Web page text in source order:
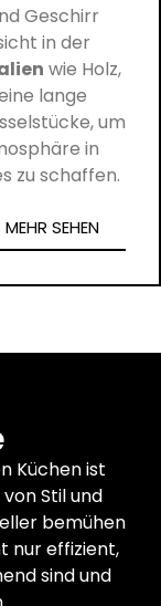
Geschirr
in der
wie Holz,
lange
um
in
zu schaffen.
MEHR SEHEN
Küchen ist
Stil und
bemühen
nur effizient,
sind und